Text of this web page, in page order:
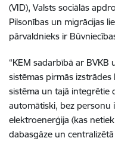
(VID), Valsts sociālās
Pilsonības un migrācijas
pārvaldnieks ir
“KEM sadarbībā ar
sistēmas pirmās
sistēma un tajā integrētie
automātiski, bez personu
elektroenerģija (kas
dabasgāze un